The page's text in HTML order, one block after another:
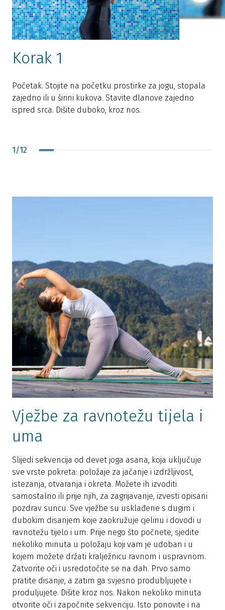
Korak 1
Početak. Stojite na početku prostirke za jogu, stopala
zajedno ili u širini kukova. Stavite dlanove zajedno
ispred srca. Dišite duboko, kroz nos.
1/12
Vježbe za ravnotežu tijela i
uma
Slijedi sekvencija od devet joga asana, koja uključuje
sve vrste pokreta: položaje za jačanje i izdržljivost,
istezanja, otvaranja i okreta. Možete ih izvoditi
samostalno ili prije njih, za zagrijavanje, izvesti opisani
pozdrav suncu. Sve vježbe su usklađene s dugim i
dubokim disanjem koje zaokružuje cjelinu i dovodi u
ravnotežu tijelo i um. Prije nego što počnete, sjedite
nekoliko minuta u položaju koji vam je udoban i u
kojem možete držati kralježnicu ravnom i uspravnom.
Zatvorite oči i usredotočite se na dah. Prvo samo
pratite disanje, a zatim ga svjesno produbljujete i
produljujete. Dišite kroz nos. Nakon nekoliko minuta
otvorite oči i započnite sekvenciju. Isto ponovite i na